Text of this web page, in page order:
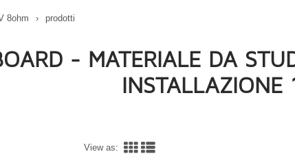
8ohm › prodotti
- MATERIALE DA
View as: